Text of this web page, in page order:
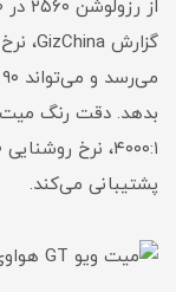
پشتیبانی می‌کند.